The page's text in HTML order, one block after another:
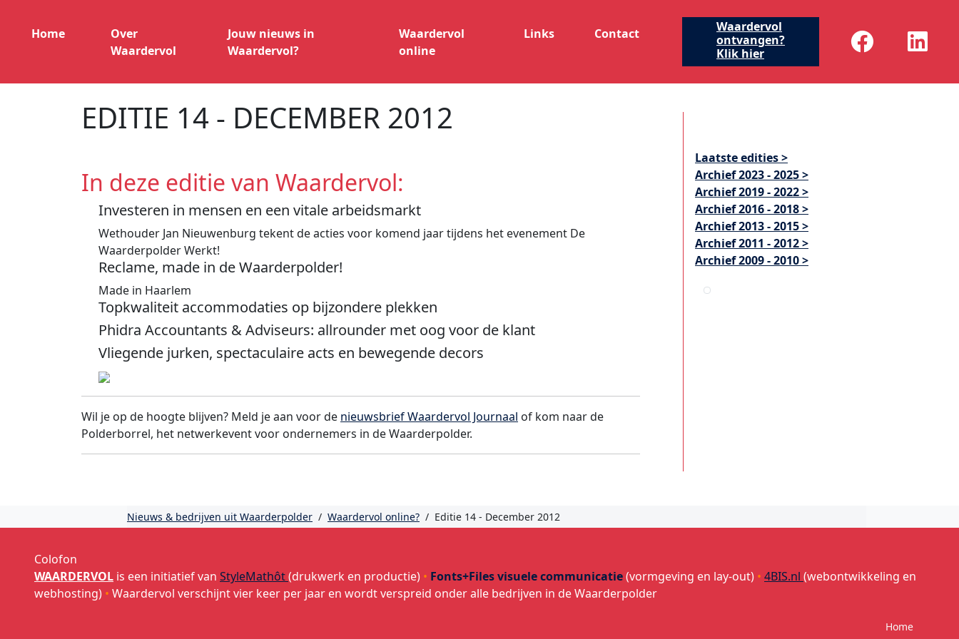
Home
Over
Waardervol
Jouw nieuws in
Waardervol?
Waardervol
online
Links Contact
Waardervol
ontvangen?
Klik hier
EDITIE 14 - DECEMBER 2012
In deze editie van Waardervol:
Investeren in mensen en een vitale arbeidsmarkt
Wethouder Jan Nieuwenburg tekent de acties voor komend jaar tijdens het evenement De
Waarderpolder Werkt!
Reclame, made in de Waarderpolder!
Made in Haarlem
Topkwaliteit accommodaties op bijzondere plekken
Phidra Accountants & Adviseurs: allrounder met oog voor de klant
Vliegende jurken, spectaculaire acts en bewegende decors
Wil je op de hoogte blijven? Meld je aan voor de nieuwsbrief Waardervol Journaal of kom naar de
Polderborrel, het netwerkevent voor ondernemers in de Waarderpolder.
Laatste edities >
Archief 2023 - 2025 >
Archief 2019 - 2022 >
Archief 2016 - 2018 >
Archief 2013 - 2015 >
Archief 2011 - 2012 >
Archief 2009 - 2010 >
Nieuws & bedrijven uit Waarderpolder / Waardervol online? / Editie 14 - December 2012
Colofon
WAARDERVOL is een initiatief van StyleMathôt(drukwerk en productie) • Fonts+Files visuele communicatie(vormgeving en lay-out) • 4BIS.nl (webontwikkeling en
webhosting) • Waardervol verschijnt vier keer per jaar en wordt verspreid onder alle bedrijven in de Waarderpolder
Home